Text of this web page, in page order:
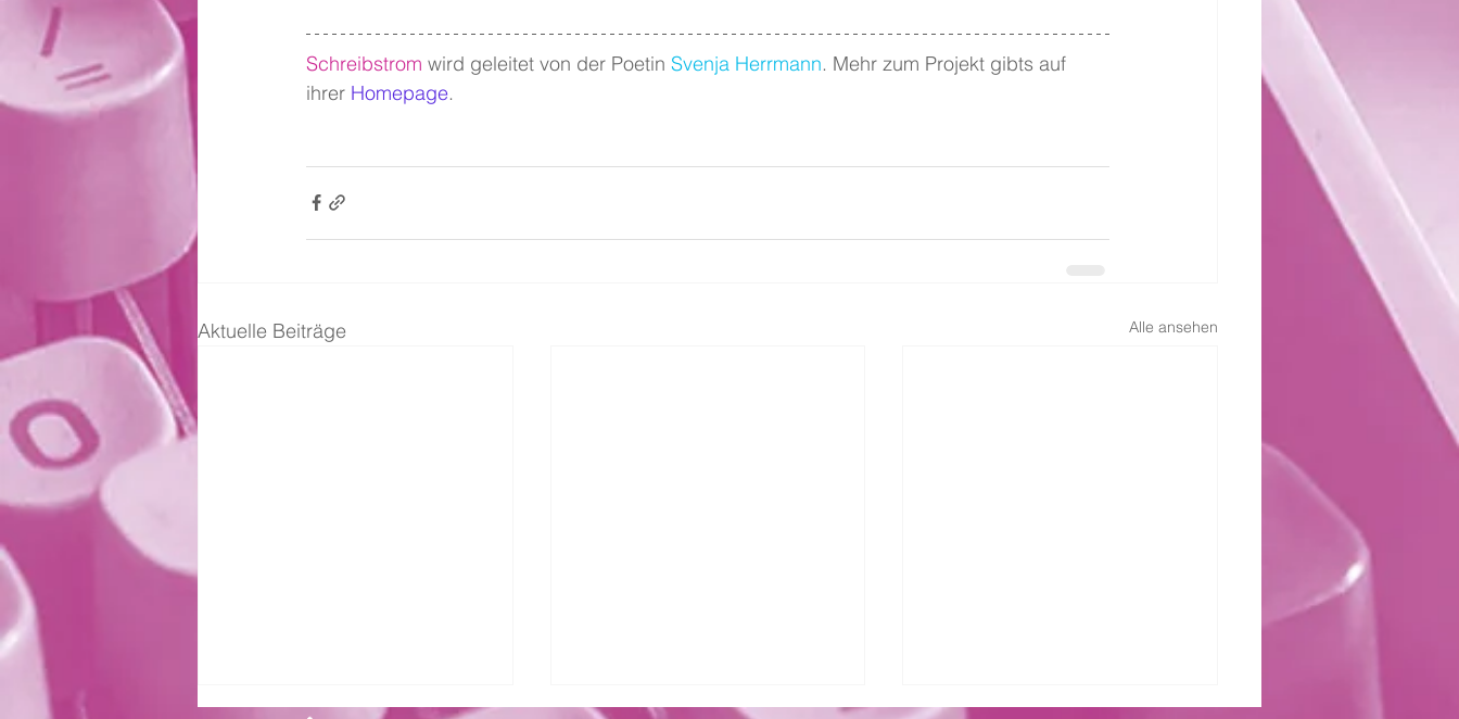
Schreibstrom wird geleitet von der Poetin Svenja Herrmann. Mehr zum Projekt gibts auf
ihrer Homepage.
Aktuelle Beiträge Alle ansehen